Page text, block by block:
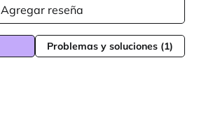
Agregar reseña
Problemas y soluciones (1)